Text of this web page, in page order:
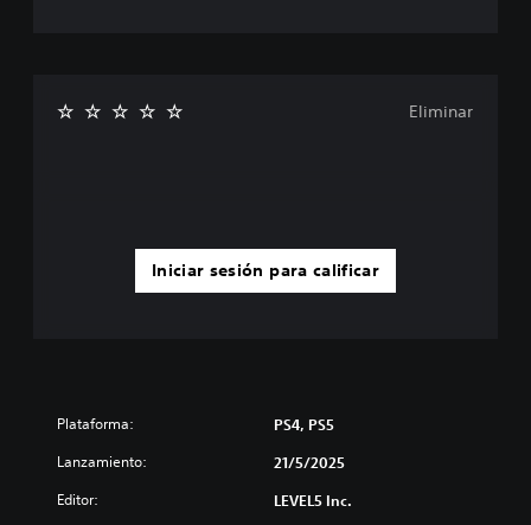
Iniciar sesión para calificar
Eliminar
Plataforma: PS4, PS5
Lanzamiento: 21/5/2025
Editor: LEVEL5 Inc.